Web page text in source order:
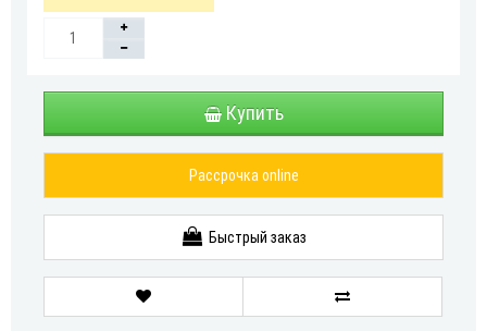
Купить
Рассрочка online
Быстрый заказ